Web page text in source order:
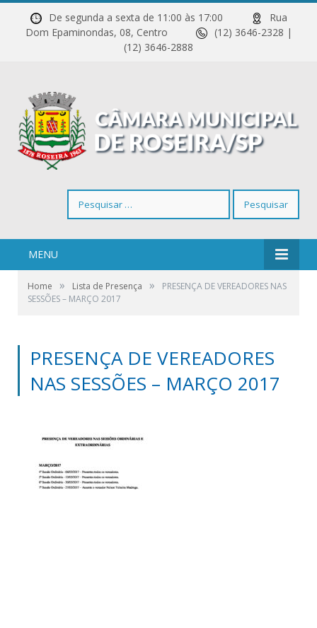
De segunda a sexta de 11:00 às 17:00
Rua
Dom Epaminondas, 08, Centro
(12) 3646-2328 |
(12) 3646-2888
por:
MENU
Home » Lista de Presença »
PRESENÇA DE VEREADORES NAS
SESSÕES – MARÇO 2017
PRESENÇA DE VEREADORES
NAS SESSÕES – MARÇO 2017